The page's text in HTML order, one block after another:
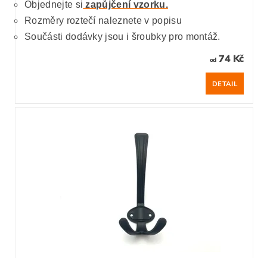
Objednejte si zapůjčení vzorku.
Rozměry roztečí naleznete v popisu
Součásti dodávky jsou i šroubky pro montáž.
od74 Kč
DETAIL